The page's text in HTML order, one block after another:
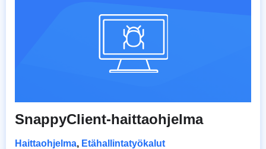
SnappyClient-haittaohjelma
Haittaohjelma, Etähallintatyökalut